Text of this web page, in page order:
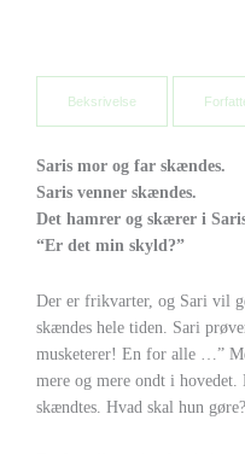
Beksrivelse
Saris mor og far skændes.
Saris venner skændes.
Det hamrer og skærer i
“Er det min skyld?”
Der er frikvarter, og Sari vil
skændes hele tiden. Sari
musketerer! En for alle …”
mere og mere ondt i
skændtes. Hvad skal hun gøre?